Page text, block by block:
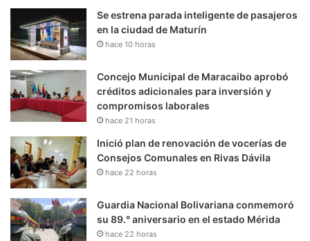
Se estrena parada inteligente de pasajeros
en la ciudad de Maturín
hace 10 horas
Concejo Municipal de Maracaibo aprobó
créditos adicionales para inversión y
compromisos laborales
hace 21 horas
Inició plan de renovación de vocerías de
Consejos Comunales en Rivas Dávila
hace 22 horas
Guardia Nacional Bolivariana conmemoró
su 89.° aniversario en el estado Mérida
hace 22 horas